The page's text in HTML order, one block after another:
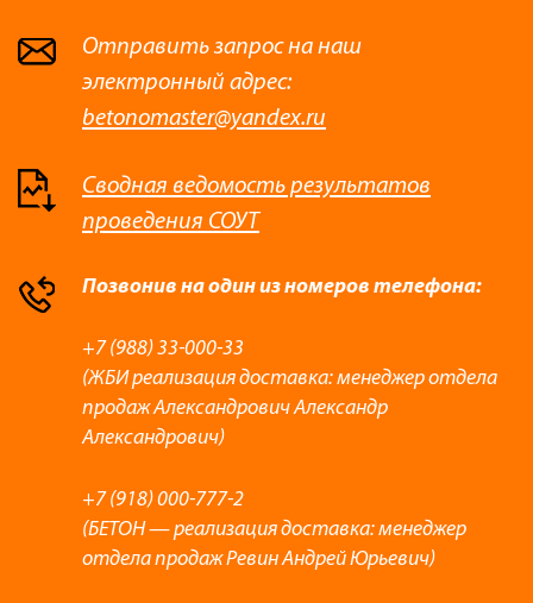
Отправить запрос на наш
электронный адрес:
betonomaster@yandex.ru
Сводная ведомость результатов
проведения СОУТ
Позвонив на один из номеров телефона:
+7 (988) 33-000-33
(ЖБИ реализация доставка: менеджер отдела
продаж Александрович Александр
Александрович)
+7 (918) 000-777-2
(БЕТОН — реализация доставка: менеджер
отдела продаж Ревин Андрей Юрьевич)